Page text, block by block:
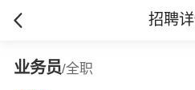
招聘
业务员/全职